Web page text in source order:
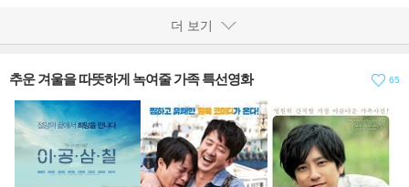
더 보기
추운 겨울을 따뜻하게 녹여줄 가족 특선영화 65